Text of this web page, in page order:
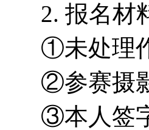
2. 报名材
①未处理
②参赛摄
③本人签